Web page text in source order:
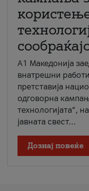
A1 Македонија
внатрешни
претставија
одговорна
технологијата“,
јавната свест...
Дознај повеќе